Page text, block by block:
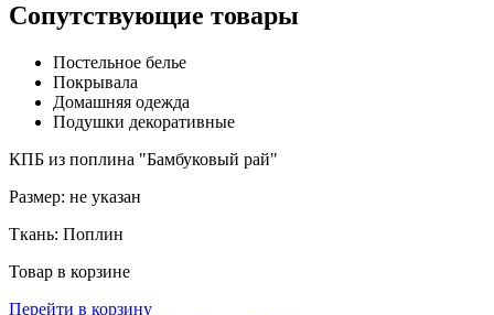
Сопутствующие товары
Постельное белье
Покрывала
Домашняя одежда
Подушки декоративные
КПБ из поплина "Бамбуковый рай"
Размер: не указан
Ткань: Поплин
Товар в корзине
Перейти в корзину